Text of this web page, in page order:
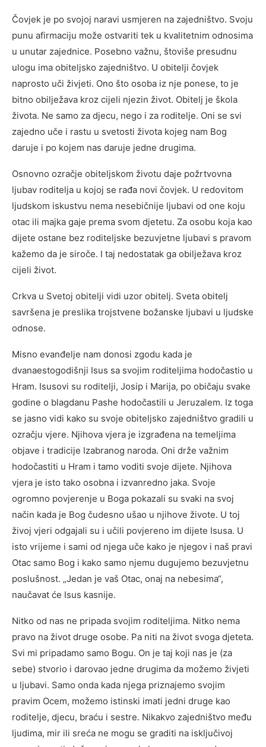
Čovjek je po svojoj naravi usmjeren na zajedništvo. Svoju
punu afirmaciju može ostvariti tek u kvalitetnim odnosima
u unutar zajednice. Posebno važnu, štoviše presudnu
ulogu ima obiteljsko zajedništvo. U obitelji čovjek
naprosto uči živjeti. Ono što osoba iz nje ponese, to je
bitno obilježava kroz cijeli njezin život. Obitelj je škola
života. Ne samo za djecu, nego i za roditelje. Oni se svi
zajedno uče i rastu u svetosti života kojeg nam Bog
daruje i po kojem nas daruje jedne drugima.
Osnovno ozračje obiteljskom životu daje požrtvovna
ljubav roditelja u kojoj se rađa novi čovjek. U redovitom
ljudskom iskustvu nema nesebičnije ljubavi od one koju
otac ili majka gaje prema svom djetetu. Za osobu koja kao
dijete ostane bez roditeljske bezuvjetne ljubavi s pravom
kažemo da je siroče. I taj nedostatak ga obilježava kroz
cijeli život.
Crkva u Svetoj obitelji vidi uzor obitelj. Sveta obitelj
savršena je preslika trojstvene božanske ljubavi u ljudske
odnose.
Misno evanđelje nam donosi zgodu kada je
dvanaestogodišnji Isus sa svojim roditeljima hodočastio u
Hram. Isusovi su roditelji, Josip i Marija, po običaju svake
godine o blagdanu Pashe hodočastili u Jeruzalem. Iz toga
se jasno vidi kako su svoje obiteljsko zajedništvo gradili u
ozračju vjere. Njihova vjera je izgrađena na temeljima
objave i tradicije Izabranog naroda. Oni drže važnim
hodočastiti u Hram i tamo voditi svoje dijete. Njihova
vjera je isto tako osobna i izvanredno jaka. Svoje
ogromno povjerenje u Boga pokazali su svaki na svoj
način kada je Bog čudesno ušao u njihove živote. U toj
živoj vjeri odgajali su i učili povjereno im dijete Isusa. U
isto vrijeme i sami od njega uče kako je njegov i naš pravi
Otac samo Bog i kako samo njemu dugujemo bezuvjetnu
poslušnost. „Jedan je vaš Otac, onaj na nebesima“,
naučavat će Isus kasnije.
Nitko od nas ne pripada svojim roditeljima. Nitko nema
pravo na život druge osobe. Pa niti na život svoga djeteta.
Svi mi pripadamo samo Bogu. On je taj koji nas je (za
sebe) stvorio i darovao jedne drugima da možemo živjeti
u ljubavi. Samo onda kada njega priznajemo svojim
pravim Ocem, možemo istinski imati jedni druge kao
roditelje, djecu, braću i sestre. Nikakvo zajedništvo među
ljudima, mir ili sreća ne mogu se graditi na isključivoj